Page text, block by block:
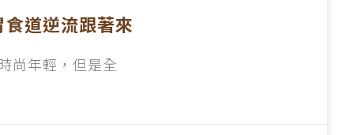
道逆流跟著來
尚年輕，但是全